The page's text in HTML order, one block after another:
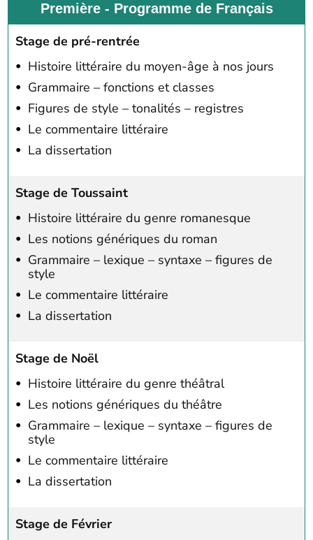
Première - Programme de Français
Stage de pré-rentrée
Histoire littéraire du moyen-âge à nos jours
Grammaire – fonctions et classes
Figures de style – tonalités – registres
Le commentaire littéraire
La dissertation
Stage de Toussaint
Histoire littéraire du genre romanesque
Les notions génériques du roman
Grammaire – lexique – syntaxe – figures de
style
Le commentaire littéraire
La dissertation
Stage de Noël
Histoire littéraire du genre théâtral
Les notions génériques du théâtre
Grammaire – lexique – syntaxe – figures de
style
Le commentaire littéraire
La dissertation
Stage de Février